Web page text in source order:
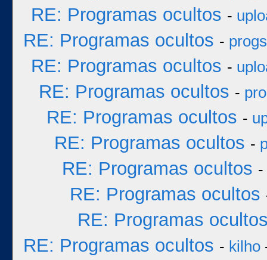
RE: Programas ocultos -
RE: Programas ocultos -
RE: Programas ocultos -
RE: Programas ocultos -
RE: Programas ocultos -
RE: Programas ocultos -
RE: Programas ocultos -
RE: Programas ocultos
RE: Programas
RE: Programas ocultos - kilho